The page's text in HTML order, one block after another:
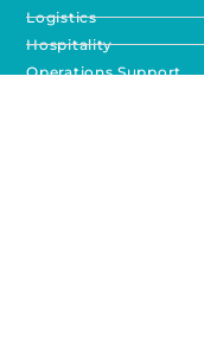
Logistics
Hospitality
Operations Support